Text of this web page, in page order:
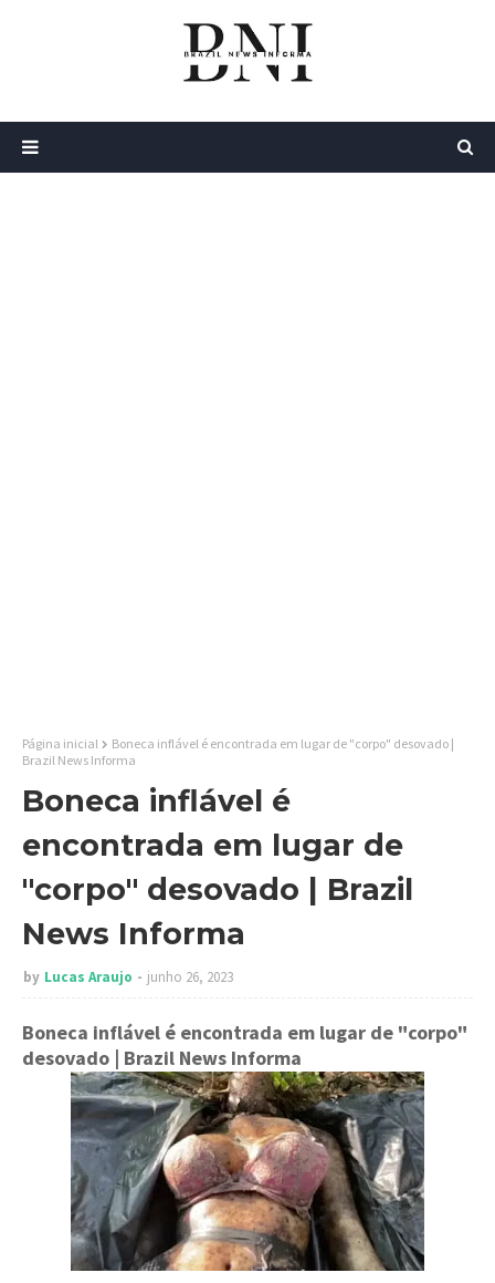
Página inicial
Boneca inflável é encontrada em lugar de "corpo" desovado |
Brazil News Informa
Boneca inflável é
encontrada em lugar de
"corpo" desovado | Brazil
News Informa
by Lucas Araujo junho 26, 2023
Boneca inflável é encontrada em lugar de "corpo"
desovado | Brazil News Informa